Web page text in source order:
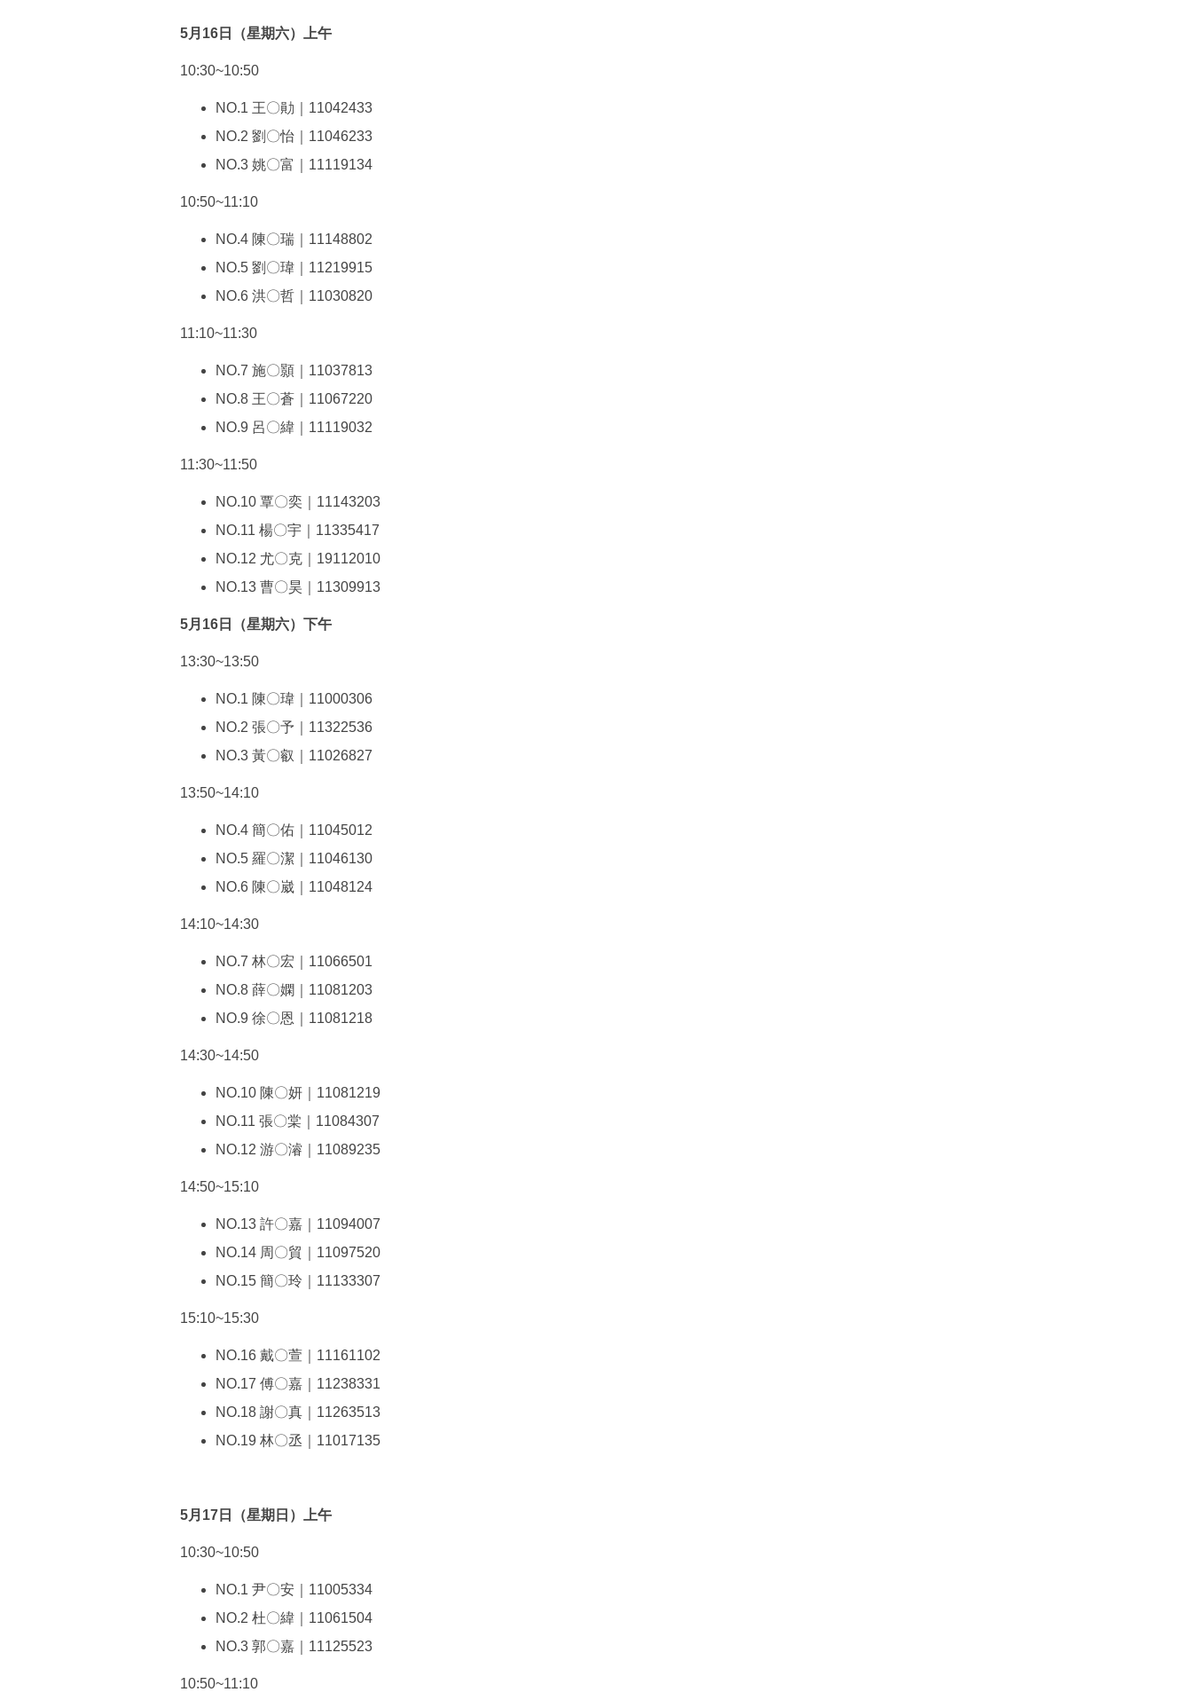
5月16日（星期六）上午
10:30~10:50
NO.1 王〇勛｜11042433
NO.2 劉〇怡｜11046233
NO.3 姚〇富｜11119134
10:50~11:10
NO.4 陳〇瑞｜11148802
NO.5 劉〇瑋｜11219915
NO.6 洪〇哲｜11030820
11:10~11:30
NO.7 施〇顥｜11037813
NO.8 王〇蒼｜11067220
NO.9 呂〇緯｜11119032
11:30~11:50
NO.10 覃〇奕｜11143203
NO.11 楊〇宇｜11335417
NO.12 尤〇克｜19112010
NO.13 曹〇昊｜11309913
5月16日（星期六）下午
13:30~13:50
NO.1 陳〇瑋｜11000306
NO.2 張〇予｜11322536
NO.3 黃〇叡｜11026827
13:50~14:10
NO.4 簡〇佑｜11045012
NO.5 羅〇潔｜11046130
NO.6 陳〇崴｜11048124
14:10~14:30
NO.7 林〇宏｜11066501
NO.8 薛〇嫻｜11081203
NO.9 徐〇恩｜11081218
14:30~14:50
NO.10 陳〇妍｜11081219
NO.11 張〇棠｜11084307
NO.12 游〇濬｜11089235
14:50~15:10
NO.13 許〇嘉｜11094007
NO.14 周〇貿｜11097520
NO.15 簡〇玲｜11133307
15:10~15:30
NO.16 戴〇萱｜11161102
NO.17 傅〇嘉｜11238331
NO.18 謝〇真｜11263513
NO.19 林〇丞｜11017135
5月17日（星期日）上午
10:30~10:50
NO.1 尹〇安｜11005334
NO.2 杜〇緯｜11061504
NO.3 郭〇嘉｜11125523
10:50~11:10